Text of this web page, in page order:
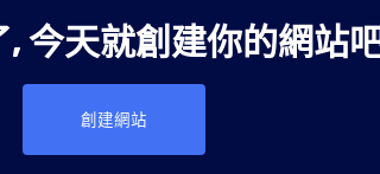
今天就創建你的網站
創建網站